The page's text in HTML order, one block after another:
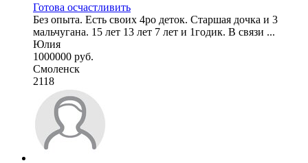
Готова осчастливить
Без опыта. Есть своих 4ро деток. Старшая дочка и 3
мальчугана. 15 лет 13 лет 7 лет и 1годик. В связи ...
Юлия
1000000 руб.
Смоленск
2118